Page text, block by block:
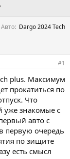
Авто Dargo 2024 Tech
#1
plus. Максимум
прокатиться по
Что
уже знакомые с
авто с
первую очередь
по зищите
есть смысл